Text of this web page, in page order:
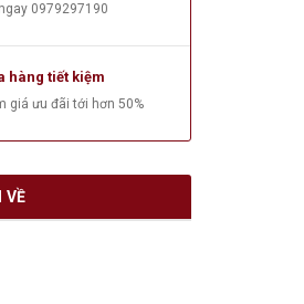
0979297190
hàng tiết kiệm
giá ưu đãi tới hơn 50%
VỀ